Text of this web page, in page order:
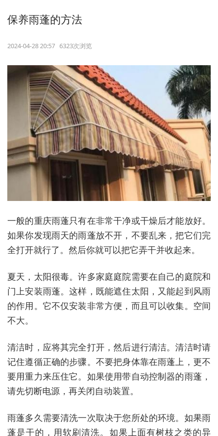
保养雨蓬的方法
2024-04-28 20:57 6323次浏览
一般的重庆雨蓬只有在非常干净或干燥后才能放好。
如果你发现雨天的雨蓬放不开，不要乱来，把它们完
全打开就行了。然后你就可以把它弄干并收起来。
夏天，太阳很毒。许多家庭庭院需要在自己的庭院和
门上安装雨蓬。这样，既能遮住太阳，又能起到风雨
的作用。它不仅安装非常方便，而且可以收集。空间
不大。
清洁时，应将其完全打开，然后进行清洁。清洁时请
记住遵循正确的步骤。不要把身体靠在雨蓬上，更不
要用重力来压住它。如果使用带自动控制器的雨蓬，
请先切断电源，再关闭自动装置。
雨蓬多久需要清洗一次取决于您所处的环境。如果雨
蓬是干的，用软刷清洗。如果上面有树枝之类的异